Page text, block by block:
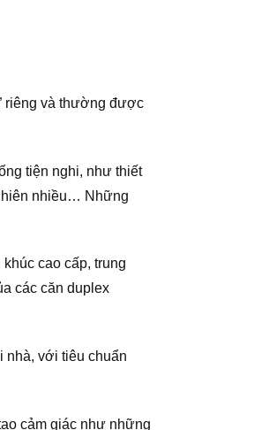
riêng và thường được
tiện nghi, như thiết
nhiều… Những
cao cấp, trung
các căn duplex
nhà, với tiêu chuẩn
cảm giác như những